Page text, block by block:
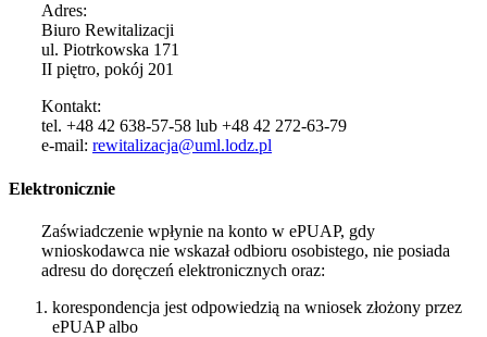
Adres:
Biuro Rewitalizacji
ul. Piotrkowska 171
II piętro, pokój 201
Kontakt:
tel. +48 42 638-57-58 lub +48 42 272-63-79
e-mail: rewitalizacja@uml.lodz.pl
Elektronicznie
Zaświadczenie wpłynie na konto w ePUAP, gdy
wnioskodawca nie wskazał odbioru osobistego, nie posiada
adresu do doręczeń elektronicznych oraz:
korespondencja jest odpowiedzią na wniosek złożony przez
ePUAP albo